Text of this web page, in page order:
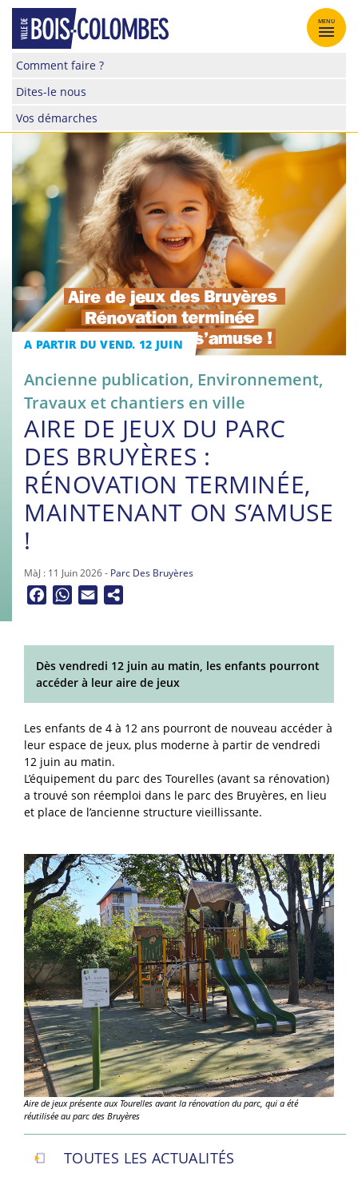
Skip
content
Site
de
la
Bois-
Colombes
Comment faire ?
Dites-le nous
Vos démarches
MENU
A PARTIR DU VEND. 12 JUIN
Ancienne publication, Environnement,
Travaux et chantiers en ville
AIRE DE JEUX DU PARC
DES BRUYÈRES :
RÉNOVATION TERMINÉE,
MAINTENANT ON S’AMUSE
!
MàJ : 11 Juin 2026 - Parc Des Bruyères
FacebookWhatsApp
Email
Dès vendredi 12 juin au matin, les enfants pourront
accéder à leur aire de jeux
Les enfants de 4 à 12 ans pourront de nouveau accéder à
leur espace de jeux, plus moderne à partir de vendredi
12 juin au matin.
L’équipement du parc des Tourelles (avant sa rénovation)
a trouvé son réemploi dans le parc des Bruyères, en lieu
et place de l’ancienne structure vieillissante.
Aire de jeux présente aux Tourelles avant la rénovation du parc, qui a été
réutilisée au parc des Bruyères
TOUTES LES ACTUALITÉS